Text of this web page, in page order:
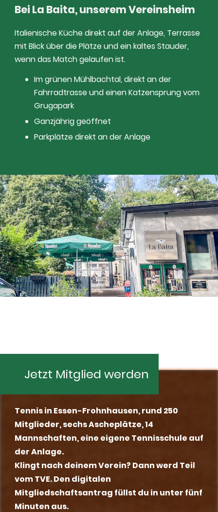
Bei La Baita, unserem Vereinsheim
Italienische Küche direkt auf der Anlage, Terrasse
mit Blick über die Plätze und ein kaltes Stauder,
wenn das Match gelaufen ist.
Im grünen Mühlbachtal, direkt an der
Fahrradtrasse und einen Katzensprung vom
Grugapark
Ganzjährig geöffnet
Parkplätze direkt an der Anlage
Jetzt Mitglied werden
Tennis in Essen-Frohnhausen, rund 250
Mitglieder, sechs Ascheplätze, 14
Mannschaften, eine eigene Tennisschule auf
der Anlage.
Klingt nach deinem Verein? Dann werd Teil
vom TVE.Den digitalen
Mitgliedschaftsantrag füllst du in unter fünf
Minuten aus.